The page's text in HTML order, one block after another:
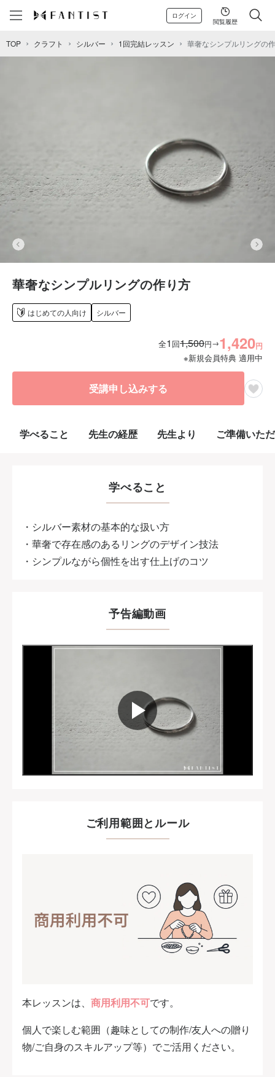
ログイン
閲覧履歴
TOP クラフト シルバー 1回完結レッスン 華奢なシンプルリングの
華奢なシンプルリングの作り方
はじめての人向け シルバー
全1 回1,500円→1,420円
※新規会員特典 適用中
受講申し込みする
学べること 先生の経歴 先生より ご準備いた
学べること
・シルバー素材の基本的な扱い方
・華奢で存在感のあるリングのデザイン技法
・シンプルながら個性を出す仕上げのコツ
予告編動画
ご利用範囲とルール
本レッスンは、 商用利用不可です。
個人で楽しむ範囲（趣味としての制作/友人への贈り
物/ご自身のスキルアップ等）でご活用ください。